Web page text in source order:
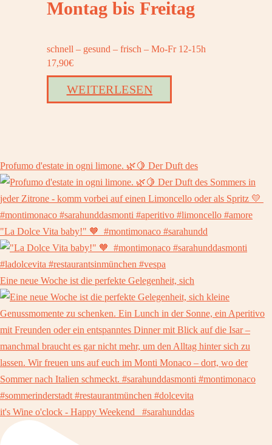
Montag bis Freitag
schnell – gesund – frisch – Mo-Fr 12-15h
17,90€
WEITERLESEN
Profumo d'estate in ogni limone. 🌿🍋⁠ Der Duft des
"La Dolce Vita baby!" 🧡⁠ ⁠ #montimonaco #sarahundd
Eine neue Woche ist die perfekte Gelegenheit, sich
it's Wine o'clock - Happy Weekend ⁠ ⁠ #sarahunddas